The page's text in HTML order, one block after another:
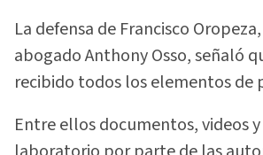
La defensa de Francisco
abogado Anthony Osso, señaló
recibido todos los elementos de
Entre ellos documentos, videos